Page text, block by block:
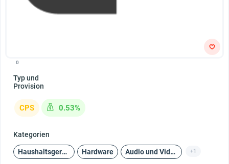
0
Typ und
Provision
CPS 0.53%
Kategorien
Haushaltsgeräte und Unterhaltungselektronik Hardware Audio und Video +1